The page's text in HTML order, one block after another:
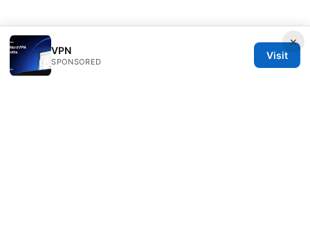
×
VPN
SPONSORED
Visit